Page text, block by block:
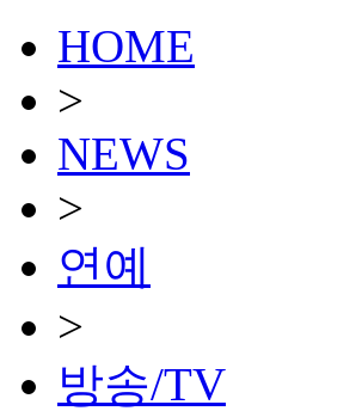
HOME
>
NEWS
>
연예
>
방송/TV